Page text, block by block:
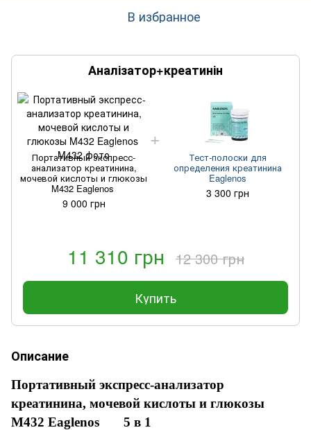
В избранное
Аналізатор+креатинін
Портативный экспресс-
анализатор креатинина,
мочевой кислоты и глюкозы
M432 Eaglenos
9 000 грн
Тест-полоски для
определения креатинина
Eaglenos
3 300 грн
11 310 грн 12 300 грн
Купить
Описание
Портативный экспресс-анализатор
креатинина, мочевой кислоты и глюкозы
M432 Eaglenos 5 в 1